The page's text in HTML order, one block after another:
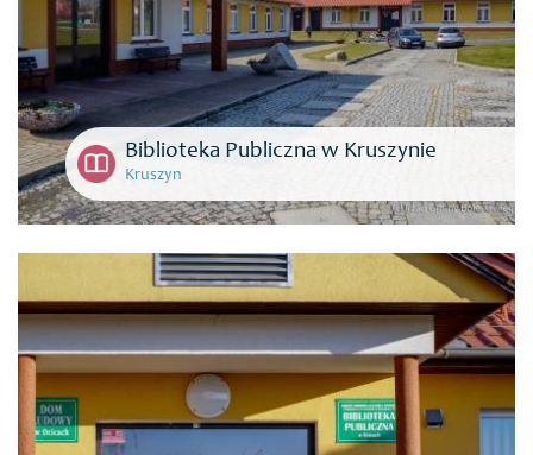
Biblioteka Publiczna w Kruszynie
Kruszyn